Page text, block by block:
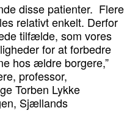
disse patienter. Flere
relativt enkelt. Derfor
tilfælde, som vores
for at forbedre
hos ældre borgere,”
professor,
Torben Lykke
Sjællands